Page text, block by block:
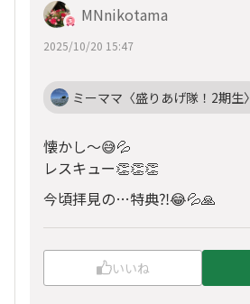
MNnikotama
2025/10/20 15:47
ミーママ〈盛りあげ隊！2期生〉
懐かし〜😅💦
レスキュー👏👏👏
今頃拝見の…特典⁈😂💦🙏
いいね